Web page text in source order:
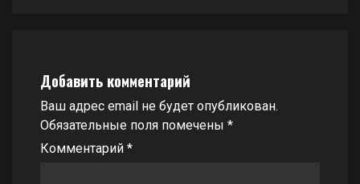
Добавить комментарий
Ваш адрес email не будет опубликован.
Обязательные поля помечены *
Комментарий *